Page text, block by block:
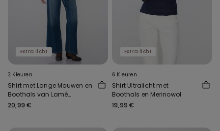
Extra licht
3 Kleuren
Shirt met Lange Mouwen en
Boothals van Lamé
Merinowol en Viscose
20,99 €
Extra licht
6 Kleuren
Shirt Ultralicht met
Boothals en Merinowol
19,99 €